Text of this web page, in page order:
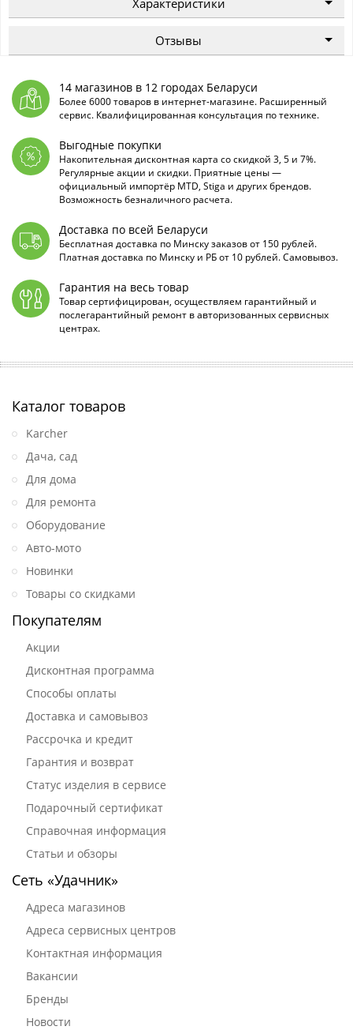
Характеристики
Отзывы
14 магазинов в 12 городах Беларуси
Более 6000 товаров в интернет-магазине. Расширенный
сервис. Квалифицированная консультация по технике.
Выгодные покупки
Накопительная дисконтная карта со скидкой 3, 5 и 7%.
Регулярные акции и скидки. Приятные цены —
официальный импортёр MTD, Stiga и других брендов.
Возможность безналичного расчета.
Доставка по всей Беларуси
Бесплатная доставка по Минску заказов от 150 рублей.
Платная доставка по Минску и РБ от 10 рублей. Самовывоз.
Гарантия на весь товар
Товар сертифицирован, осуществляем гарантийный и
послегарантийный ремонт в авторизованных сервисных
центрах.
Каталог товаров
Karcher
Дача, сад
Для дома
Для ремонта
Оборудование
Авто-мото
Новинки
Товары со скидками
Покупателям
Акции
Дисконтная программа
Способы оплаты
Доставка и самовывоз
Рассрочка и кредит
Гарантия и возврат
Статус изделия в сервисе
Подарочный сертификат
Справочная информация
Статьи и обзоры
Сеть «Удачник»
Адреса магазинов
Адреса сервисных центров
Контактная информация
Вакансии
Бренды
Новости